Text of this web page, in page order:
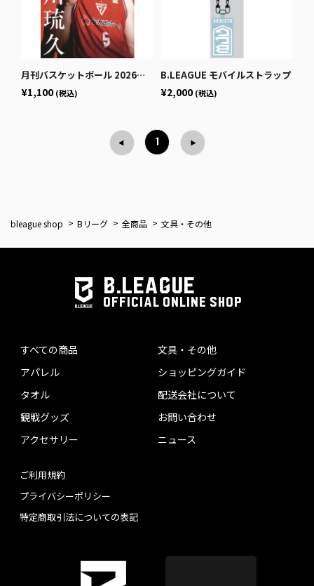
月刊バスケットボール 2026年1月号 (発売日2025年11月25日)
¥1,100 (税込)
B.LEAGUE モバイルストラップ
¥2,000 (税込)
1
bleague shop Bリーグ 全商品 文具・その他
B.LEAGUE
OFFICIAL ONLINE SHOP
すべての商品
アパレル
タオル
観戦グッズ
アクセサリー
文具・その他
ショッピングガイド
配送会社について
お問い合わせ
ニュース
ご利用規約
プライバシーポリシー
特定商取引法についての表記